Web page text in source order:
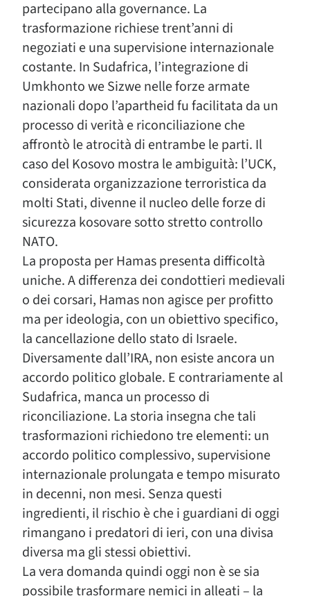
partecipano alla governance. La
trasformazione richiese trent’anni di
negoziati e una supervisione internazionale
costante. In Sudafrica, l’integrazione di
Umkhonto we Sizwe nelle forze armate
nazionali dopo l’apartheid fu facilitata da un
processo di verità e riconciliazione che
affrontò le atrocità di entrambe le parti. Il
caso del Kosovo mostra le ambiguità: l’UCK,
considerata organizzazione terroristica da
molti Stati, divenne il nucleo delle forze di
sicurezza kosovare sotto stretto controllo
NATO.
La proposta per Hamas presenta difficoltà
uniche. A differenza dei condottieri medievali
o dei corsari, Hamas non agisce per profitto
ma per ideologia, con un obiettivo specifico,
la cancellazione dello stato di Israele.
Diversamente dall’IRA, non esiste ancora un
accordo politico globale. E contrariamente al
Sudafrica, manca un processo di
riconciliazione. La storia insegna che tali
trasformazioni richiedono tre elementi: un
accordo politico complessivo, supervisione
internazionale prolungata e tempo misurato
in decenni, non mesi. Senza questi
ingredienti, il rischio è che i guardiani di oggi
rimangano i predatori di ieri, con una divisa
diversa ma gli stessi obiettivi.
La vera domanda quindi oggi non è se sia
possibile trasformare nemici in alleati – la